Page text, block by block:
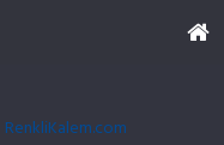
çorlu web tasarım